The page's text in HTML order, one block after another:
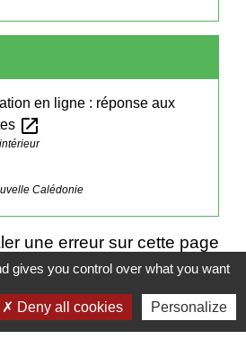
en ligne : réponse aux
open_in_new
Calédonie
une erreur sur cette page
gives you control over what you want
Deny all cookies Personalize